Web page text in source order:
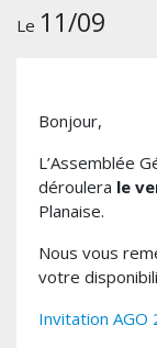
Le 11/09
Bonjour,
L’Assemblée
déroulera le
Planaise.
Nous vous
votre
Invitation AGO